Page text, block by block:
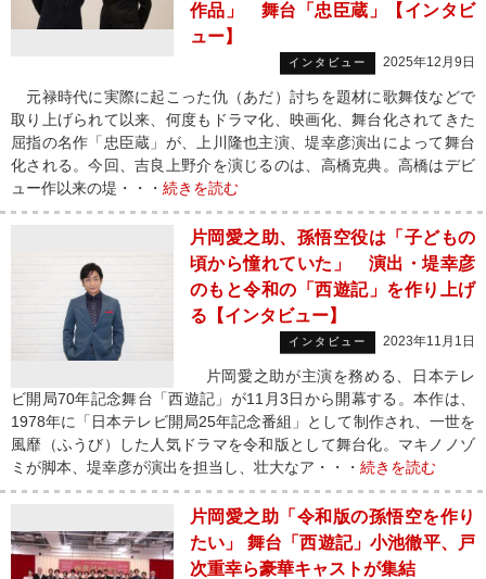
作品」 舞台「忠臣蔵」【インタビ
ュー】
インタビュー 2025年12月9日
元禄時代に実際に起こった仇（あだ）討ちを題材に歌舞伎などで
取り上げられて以来、何度もドラマ化、映画化、舞台化されてきた
屈指の名作「忠臣蔵」が、上川隆也主演、堤幸彦演出によって舞台
化される。今回、吉良上野介を演じるのは、高橋克典。高橋はデビ
ュー作以来の堤・・・ 続きを読む
片岡愛之助、孫悟空役は「子どもの
頃から憧れていた」 演出・堤幸彦
のもと令和の「西遊記」を作り上げ
る【インタビュー】
インタビュー 2023年11月1日
片岡愛之助が主演を務める、日本テレ
ビ開局70年記念舞台「西遊記」が11月3日から開幕する。本作は、
1978年に「日本テレビ開局25年記念番組」として制作され、一世を
風靡（ふうび）した人気ドラマを令和版として舞台化。マキノノゾ
ミが脚本、堤幸彦が演出を担当し、壮大なア・・・ 続きを読む
片岡愛之助「令和版の孫悟空を作り
たい」 舞台「西遊記」小池徹平、戸
次重幸ら豪華キャストが集結